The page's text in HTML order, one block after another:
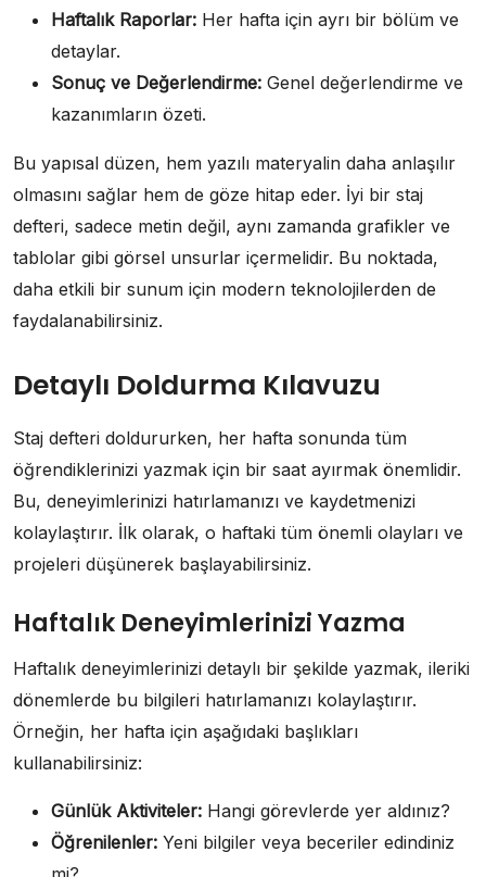
Haftalık Raporlar: Her hafta için ayrı bir bölüm ve
detaylar.
Sonuç ve Değerlendirme: Genel değerlendirme ve
kazanımların özeti.
Bu yapısal düzen, hem yazılı materyalin daha anlaşılır
olmasını sağlar hem de göze hitap eder. İyi bir staj
defteri, sadece metin değil, aynı zamanda grafikler ve
tablolar gibi görsel unsurlar içermelidir. Bu noktada,
daha etkili bir sunum için modern teknolojilerden de
faydalanabilirsiniz.
Detaylı Doldurma Kılavuzu
Staj defteri doldururken, her hafta sonunda tüm
öğrendiklerinizi yazmak için bir saat ayırmak önemlidir.
Bu, deneyimlerinizi hatırlamanızı ve kaydetmenizi
kolaylaştırır. İlk olarak, o haftaki tüm önemli olayları ve
projeleri düşünerek başlayabilirsiniz.
Haftalık Deneyimlerinizi Yazma
Haftalık deneyimlerinizi detaylı bir şekilde yazmak, ileriki
dönemlerde bu bilgileri hatırlamanızı kolaylaştırır.
Örneğin, her hafta için aşağıdaki başlıkları
kullanabilirsiniz:
Günlük Aktiviteler: Hangi görevlerde yer aldınız?
Öğrenilenler: Yeni bilgiler veya beceriler edindiniz